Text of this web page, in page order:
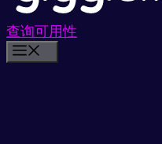
查询可用性